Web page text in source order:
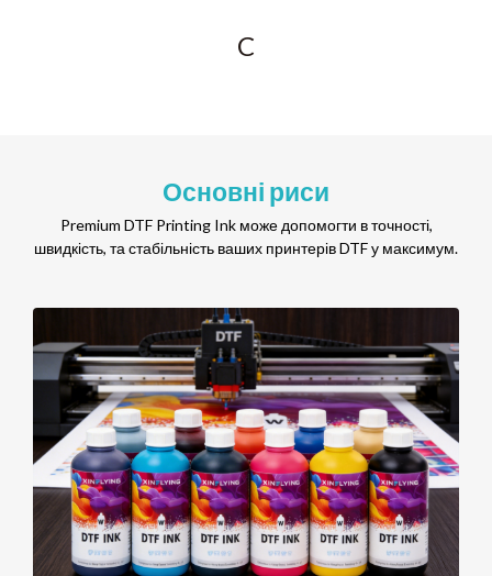
C
Основні риси
Premium DTF Printing Ink може допомогти в точності,
швидкість, та стабільність ваших принтерів DTF у максимум.